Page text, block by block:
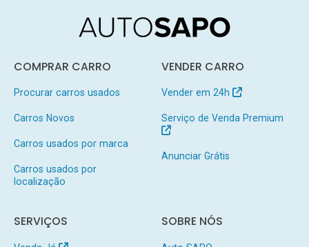
COMPRAR CARRO
Procurar carros usados
Carros Novos
Carros usados por marca
Carros usados por
localização
VENDER CARRO
Vender em 24h
Serviço de Venda Premium
Anunciar Grátis
SERVIÇOS SOBRE NÓS